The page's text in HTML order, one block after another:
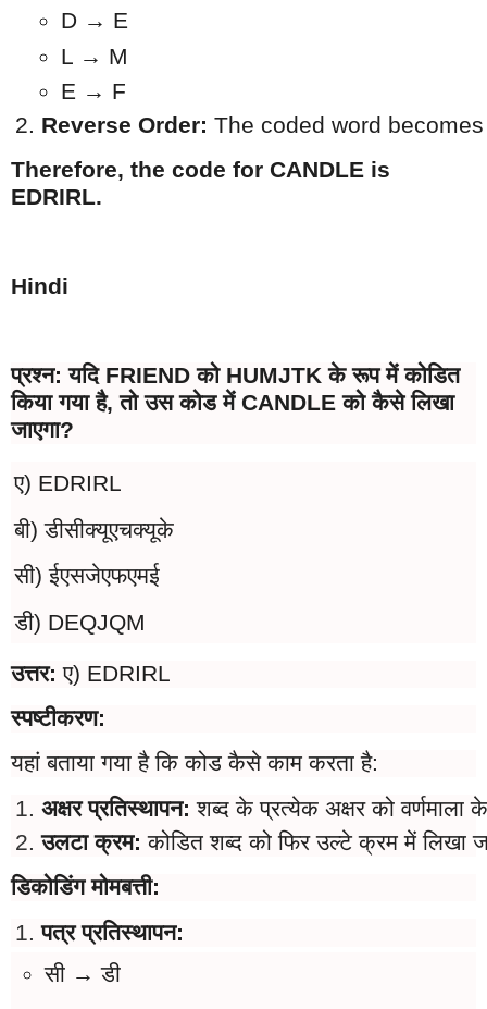
D → E
L → M
E → F
Reverse Order: The coded word
Therefore, the code for CANDLE is
EDRIRL.
Hindi
प्रश्न: यदि FRIEND को HUMJTK के रूप में कोडित
किया गया है, तो उस कोड में CANDLE को कैसे लिखा
जाएगा?
ए) EDRIRL
बी) डीसीक्यूएचक्यूके
सी) ईएसजेएफएमई
डी) DEQJQM
उत्तर:ए) EDRIRL
स्पष्टीकरण:
यहां बताया गया है कि कोड कैसे काम करता है:
अक्षर प्रतिस्थापन: शब्द के प्रत्येक अक्षर को वर्णमाला
उलटा क्रम: कोडित शब्द को फिर उल्टे क्रम में लिखा
डिकोडिंग मोमबत्ती:
पत्र प्रतिस्थापन:
सी → डी